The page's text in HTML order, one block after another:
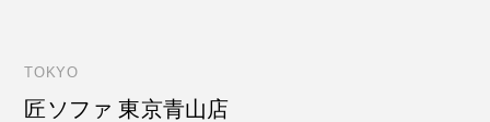
TOKYO
匠ソファ 東京青山店